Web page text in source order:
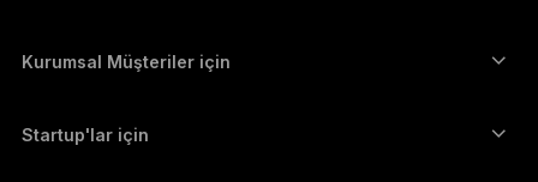
Ledger Nano Classics
Paket Teklifler
Cardano cüzdanı
Monero cüzdanı
Kripto satın alın
Kripto takas edin
Kurumsal Müşteriler için
Startup'lar için